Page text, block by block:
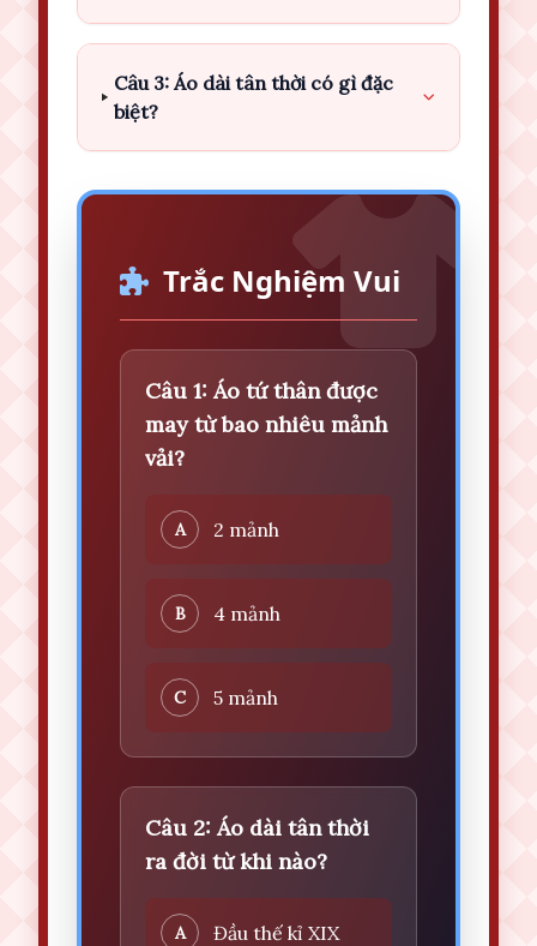
Câu 3: Áo dài tân thời có gì đặc
biệt?
Trắc Nghiệm Vui
Câu 1: Áo tứ thân được
may từ bao nhiêu mảnh
vải?
A 2 mảnh
B 4 mảnh
C 5 mảnh
Câu 2: Áo dài tân thời
ra đời từ khi nào?
A Đầu thế kỉ XIX